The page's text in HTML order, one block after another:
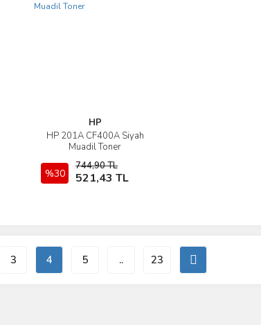
HP
HP 201A CF400A Siyah
Muadil Toner
%30
744,90 TL
521,43 TL
İncele
Sepete Ekle
3 4 5 .. 23